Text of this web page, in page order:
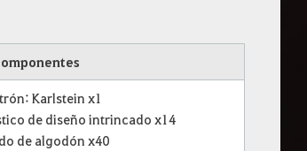
Karlstein x1
de diseño intrincado x14
de algodón x40